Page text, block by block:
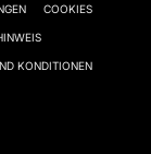
COOKIES
KONDITIONEN